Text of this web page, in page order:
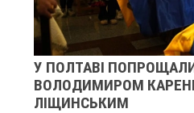
У ПОЛТАВІ
ВОЛОДИМИРОМ
ЛІЩИНСЬКИМ